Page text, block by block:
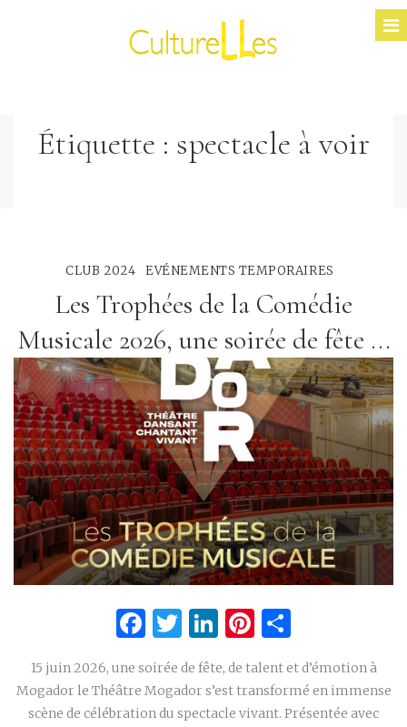
Étiquette : spectacle à voir
CLUB 2024 EVÉNEMENTS TEMPORAIRES
Les Trophées de la Comédie
Musicale 2026, une soirée de fête ...
Facebook
Twitter
LinkedIn
Pinterest
15 juin 2026, une soirée de fête, de talent et d’émotion à
Mogador le Théâtre Mogador s’est transformé en immense
scène de célébration du spectacle vivant. Présentée avec